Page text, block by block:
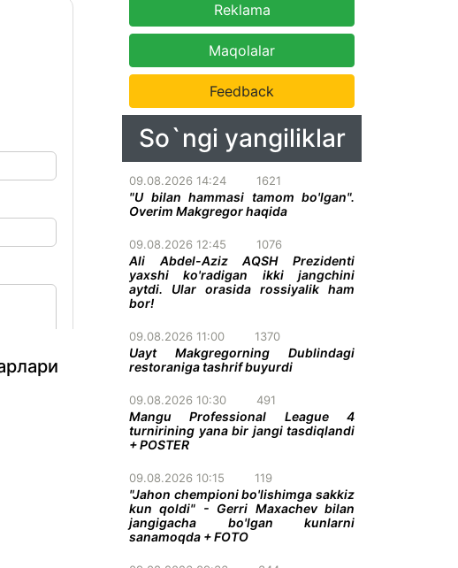
Reklama
Maqolalar
Feedback
So`ngi yangiliklar
09.08.2026 14:24 1621
"U bilan hammasi tamom bo'lgan".
Overim Makgregor haqida
09.08.2026 12:45 1076
Ali Abdel-Aziz AQSH Prezidenti
yaxshi ko'radigan ikki jangchini
aytdi. Ular orasida rossiyalik ham
bor!
09.08.2026 11:00 1370
Uayt Makgregorning Dublindagi
restoraniga tashrif buyurdi
09.08.2026 10:30 491
Mangu Professional League 4
turnirining yana bir jangi tasdiqlandi
+ POSTER
09.08.2026 10:15 119
"Jahon chempioni bo'lishimga sakkiz
kun qoldi" - Gerri Maxachev bilan
jangigacha bo'lgan kunlarni
sanamoqda + FOTO